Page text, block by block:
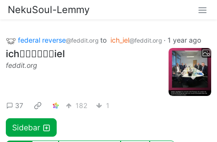
NekuSoul-Lemmy
federal reverse@feddit.org to ich_iel@feddit.org · 1 year ago
ich🕴🏻🕴🏻🕴🏻iel
feddit.org
37 182 1
Sidebar